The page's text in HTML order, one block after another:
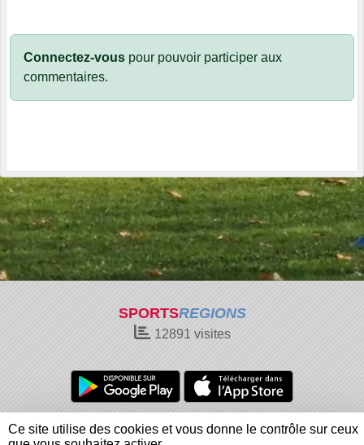
Connectez-vous pour pouvoir participer aux
commentaires.
SPORTSREGIONS
12891 visites
Charte cookies
Gestion des cookies
Informations légales
Signaler un contenu inapproprié
Ce site utilise des cookies et vous donne le contrôle sur ceux